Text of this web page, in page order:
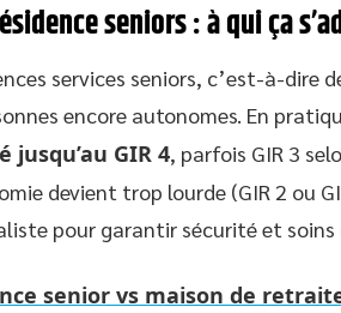
seniors : à qui ça
services seniors, c’est-à-dire
encore autonomes. En
jusqu’au GIR 4, parfois GIR 3
devient trop lourde (GIR 2 ou
pour garantir sécurité et
senior vs maison de